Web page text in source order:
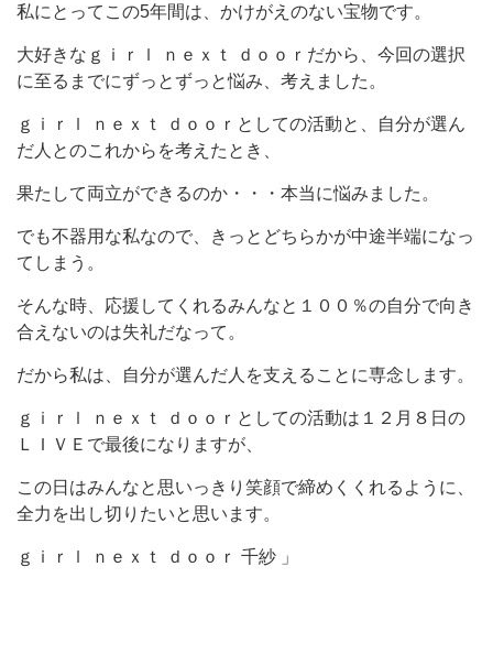
私にとってこの5年間は、かけがえのない宝物です。
大好きなｇｉｒｌ ｎｅｘｔ ｄｏｏｒだから、今回の選択
に至るまでにずっとずっと悩み、考えました。
ｇｉｒｌ ｎｅｘｔ ｄｏｏｒとしての活動と、自分が選ん
だ人とのこれからを考えたとき、
果たして両立ができるのか・・・本当に悩みました。
でも不器用な私なので、きっとどちらかが中途半端になっ
てしまう。
そんな時、応援してくれるみんなと１００％の自分で向き
合えないのは失礼だなって。
だから私は、自分が選んだ人を支えることに専念します。
ｇｉｒｌ ｎｅｘｔ ｄｏｏｒとしての活動は１２月８日の
ＬＩＶＥで最後になりますが、
この日はみんなと思いっきり笑顔で締めくくれるように、
全力を出し切りたいと思います。
ｇｉｒｌ ｎｅｘｔ ｄｏｏｒ 千紗 」